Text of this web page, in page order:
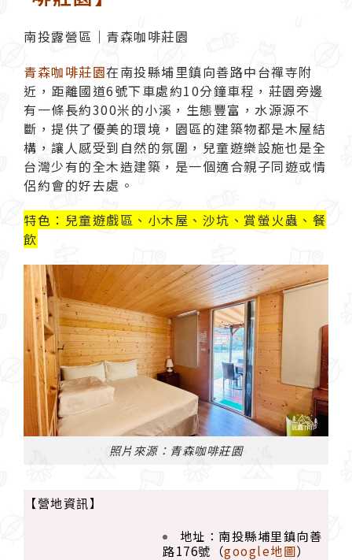
南投露營區｜青森咖啡莊園
青森咖啡莊園在南投縣埔里鎮向善路中台禪寺附
近，距離國道6號下車處約10分鐘車程，莊園旁邊
有一條長約300米的小溪，生態豐富，水源源不
斷，提供了優美的環境，園區的建築物都是木屋結
構，讓人感受到自然的氛圍，兒童遊樂設施也是全
台灣少有的全木造建築，是一個適合親子同遊或情
侶約會的好去處。
特色：兒童遊戲區、小木屋、沙坑、 賞螢火蟲、餐
飲
照片來源：青森咖啡莊園
【營地資訊】
地址：南投縣埔里鎮向善
路176號（google地圖）